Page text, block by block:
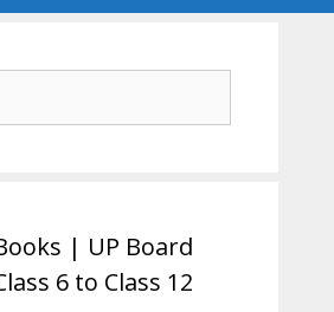
| UP Board
6 to Class 12